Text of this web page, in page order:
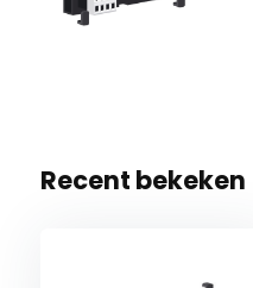
Recent bekeken